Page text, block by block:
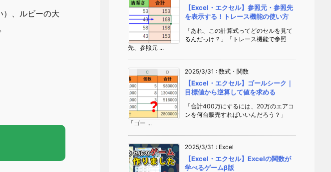
、ルビーの大
【Excel・エクセル】参照元・参照先
を表示する！トレース機能の使い方
「あれ、この計算式ってどのセルを見て
るんだっけ？」「トレース機能で参照
先、参照元 ...
2025/3/31 : 数式・関数
【Excel・エクセル】ゴールシーク｜
目標値から逆算して値を求める
「合計400万にするには、20万のエアコ
ンを何台販売すればいいんだろう？」
「ゴー ...
2025/3/31 : Excel
【Excel・エクセル】Excelの関数が
学べるゲームβ版